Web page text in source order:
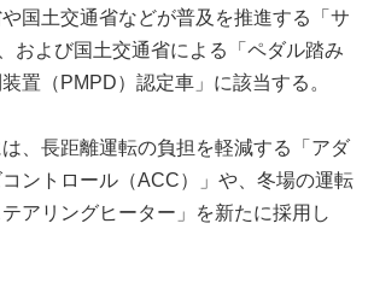
国土交通省などが普及を推進する「サ
および国土交通省による「ペダル踏み
置（PMPD）認定車」に該当する。
、長距離運転の負担を軽減する「アダ
ントロール（ACC）」や、冬場の運転
アリングヒーター」を新たに採用し